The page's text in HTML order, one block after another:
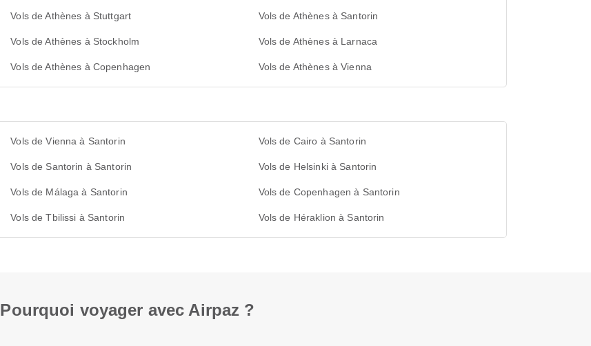
Vols de Athènes à Stuttgart Vols de Athènes à Santorin
Vols de Athènes à Stockholm Vols de Athènes à Larnaca
Vols de Athènes à Copenhagen Vols de Athènes à Vienna
Vols de Vienna à Santorin Vols de Cairo à Santorin
Vols de Santorin à Santorin Vols de Helsinki à Santorin
Vols de Málaga à Santorin Vols de Copenhagen à Santorin
Vols de Tbilissi à Santorin Vols de Héraklion à Santorin
Pourquoi voyager avec Airpaz ?